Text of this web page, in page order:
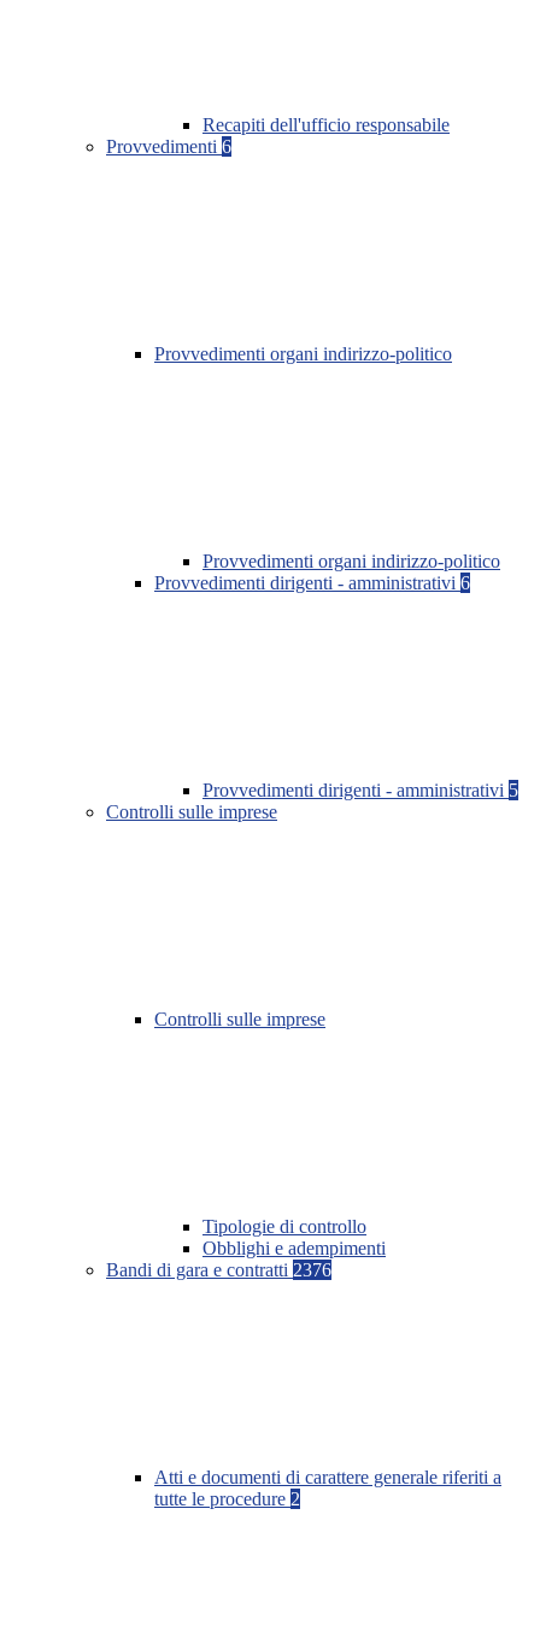
Recapiti dell'ufficio responsabile
Provvedimenti 6
Provvedimenti organi indirizzo-politico
Provvedimenti organi indirizzo-politico
Provvedimenti dirigenti - amministrativi 6
Provvedimenti dirigenti - amministrativi 5
Controlli sulle imprese
Controlli sulle imprese
Tipologie di controllo
Obblighi e adempimenti
Bandi di gara e contratti 2376
Atti e documenti di carattere generale riferiti a
tutte le procedure 2